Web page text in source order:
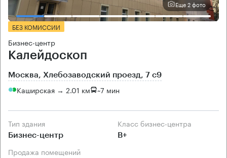
Еще 2 фото
БЕЗ КОМИССИИ
Бизнес-центр
Калейдоскоп
Москва, Хлебозаводский проезд, 7 с9
Каширская → 2.01 км ~7 мин
Тип здания
Бизнес-центр
Класс бизнес-центра
B+
Продажа помещений